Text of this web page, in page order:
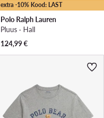
extra -10% Kood: LAST
Polo Ralph Lauren
Pluus · Hall
124,99€